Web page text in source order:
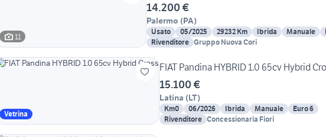
11
14.200 €
Palermo (PA)
Usato 05/2025 29232 Km Ibrida Manuale
Rivenditore Gruppo Nuova Cori
Vetrina
FIAT Pandina HYBRID 1.0 65cv Hybrid
15.100 €
Latina (LT)
Km0 06/2026 Ibrida Manuale
Euro 6
Rivenditore Concessionaria Fiori